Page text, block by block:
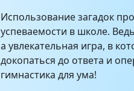
Использование загадок
успеваемости в школе.
а увлекательная игра, в
докопаться до ответа и
гимнастика для ума!